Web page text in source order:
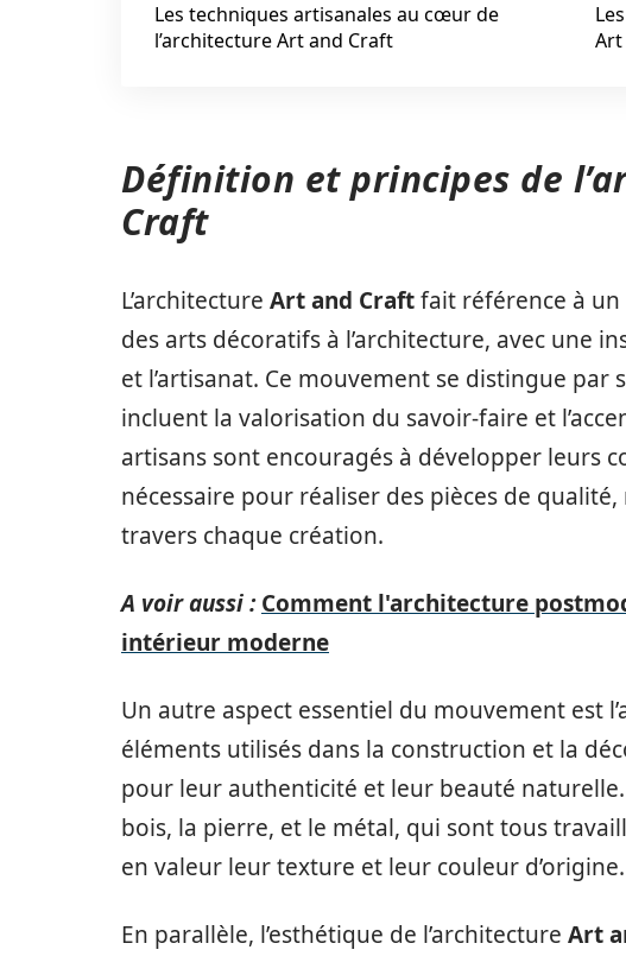
Les techniques artisanales au cœur de
l’architecture Art and Craft
Définition et principes de
Craft
L’architecture Art and Craftfait référence à
des arts décoratifs à l’architecture, avec une
et l’artisanat. Ce mouvement se distingue
incluent la valorisation du savoir-faire et
artisans sont encouragés à développer leurs
nécessaire pour réaliser des pièces de
travers chaque création.
A voir aussi : Comment l'architecture
intérieur moderne
Un autre aspect essentiel du mouvement est
éléments utilisés dans la construction et la
pour leur authenticité et leur beauté
bois, la pierre, et le métal, qui sont tous
en valeur leur texture et leur couleur d’origine.
En parallèle, l’esthétique de l’architecture Art